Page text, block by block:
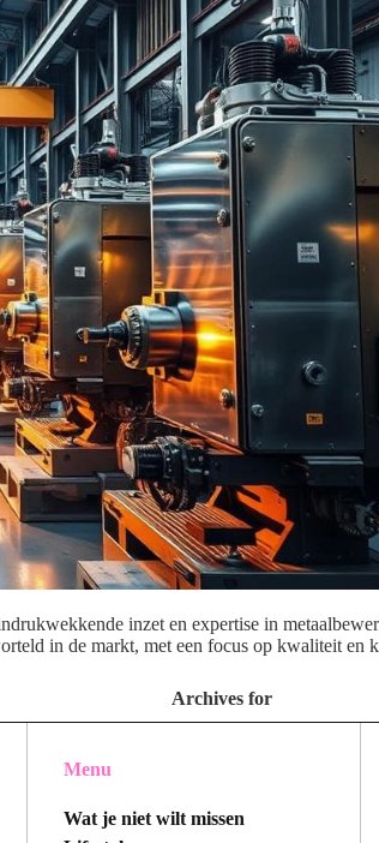
inzet en expertise in
in de markt, met een focus op kwaliteit
Archives for
Menu
Wat je niet wilt missen